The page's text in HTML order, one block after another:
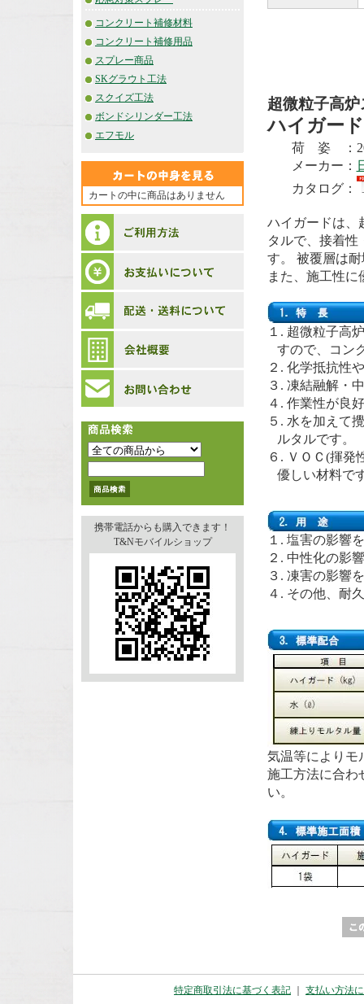
コンクリート補修材料
コンクリート補修用品
スプレー商品
SKグラウト工法
スクイズ工法
ボンドシリンダー工法
エフモル
カートの中に商品はありません
携帯電話からも購入できます！
T&Nモバイルショップ
超微粒子高
ハイガード
荷 姿 ：
メーカー：
カタログ：
ハイガードは、
タルで、接着性
す。 被覆層は
また、施工性
１. 超微粒子高
すので、コン
２. 化学抵抗性
３. 凍結融解・
４. 作業性が良
５. 水を加えて
ルタルです。
６. ＶＯＣ(揮発
優しい材料で
１. 塩害の影響
２. 中性化の影
３. 凍害の影響
４. その他、耐
気温等によりモ
施工方法に合わ
い。
特定商取引法に基づく表記 支払い方法